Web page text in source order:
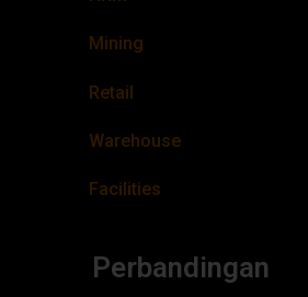
Mining
Retail
Warehouse
Facilities
Perbandingan